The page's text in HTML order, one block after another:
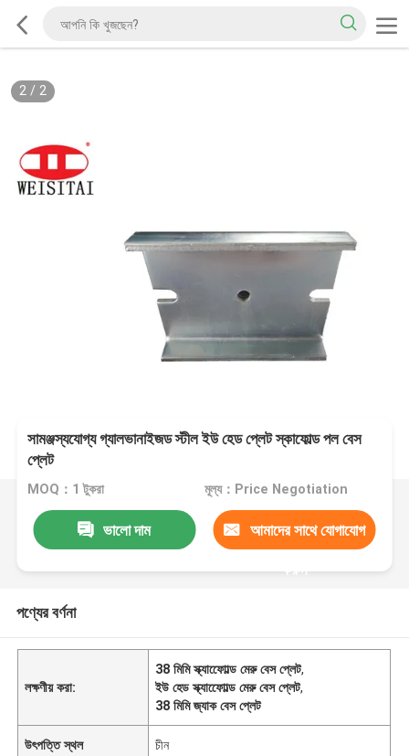
2/ 2
সামঞ্জস্যযোগ্য গ্যালভানাইজড স্টীল ইউ হেড প্লেট স্কাফোল্ড পল বেস
প্লেট
MOQ：1 টুকরা মূল্য：Price Negotiation
ভালো দাম আমাদের সাথে যোগাযোগ
করুন
পণ্যের বর্ণনা
লক্ষণীয় করা:
38 মিমি স্ক্যাফোোল্ড মেরু বেস প্লেট,
ইউ হেড স্ক্যাফোোল্ড মেরু বেস প্লেট,
38 মিমি জ্যাক বেস প্লেট
উৎপত্তি স্থল চীন